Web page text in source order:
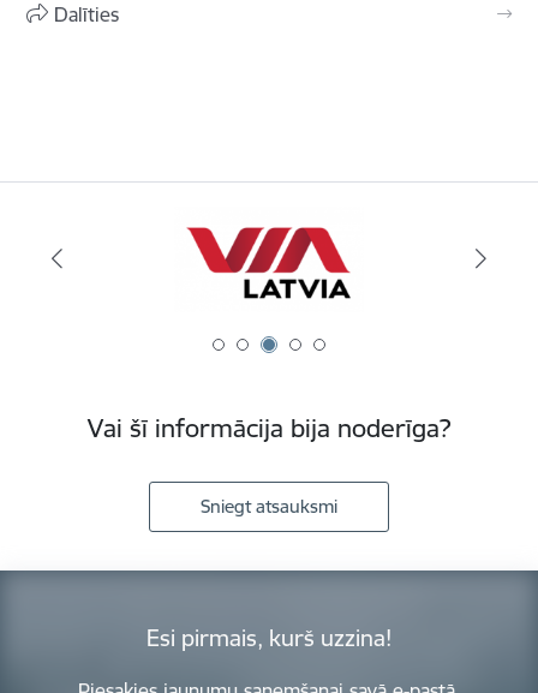
Dalīties
Vai šī informācija bija noderīga?
Sniegt atsauksmi
Esi pirmais, kurš uzzina!